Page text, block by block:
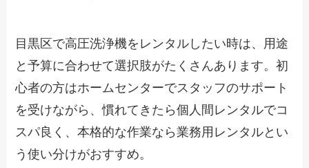
目黒区で高圧洗浄機をレンタルしたい時は、用途
と予算に合わせて選択肢がたくさんあります。初
心者の方はホームセンターでスタッフのサポート
を受けながら、慣れてきたら個人間レンタルでコ
スパ良く、本格的な作業なら業務用レンタルとい
う使い分けがおすすめ。